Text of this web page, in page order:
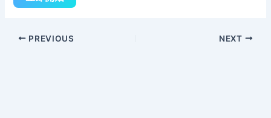
PREVIOUS NEXT